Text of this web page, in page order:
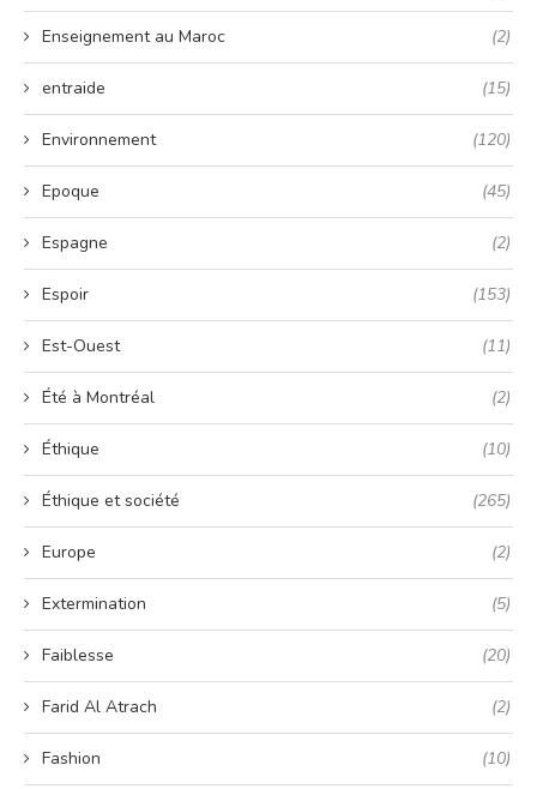
Enseignement au Maroc (2)
entraide (15)
Environnement (120)
Epoque (45)
Espagne (2)
Espoir (153)
Est-Ouest (11)
Été à Montréal (2)
Éthique (10)
Éthique et société (265)
Europe (2)
Extermination (5)
Faiblesse (20)
Farid Al Atrach (2)
Fashion (10)